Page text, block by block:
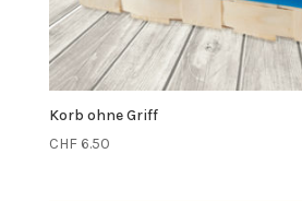
Korb ohne Griff
CHF6.50